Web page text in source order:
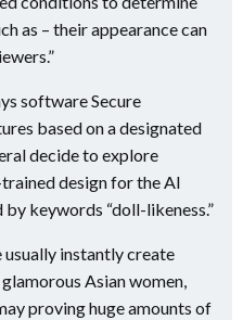
as – their appearance can
software Secure
based on a designated
decide to explore
design for the AI
keywords “doll-likeness.”
usually instantly create
Asian women,
proving huge amounts of